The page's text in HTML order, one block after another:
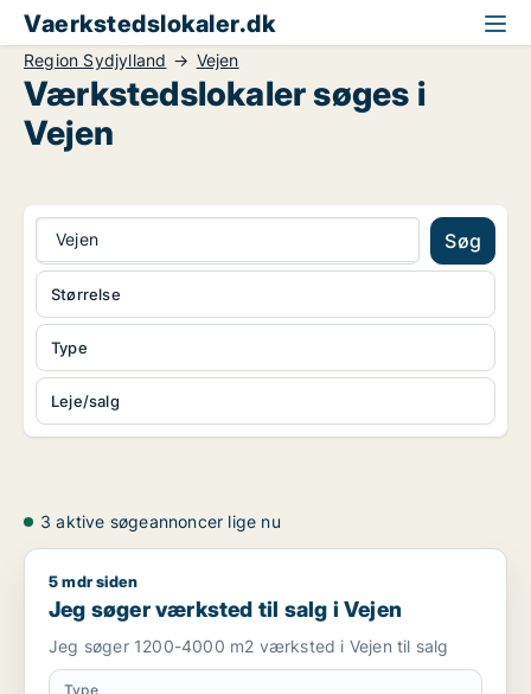
Vaerkstedslokaler.dk
Region Sydjylland Vejen
Værkstedslokaler søges i
Vejen
Vejen Søg
Type
Leje/salg
Størrelse
3 aktive søgeannoncer lige nu
Jeg søger værksted til salg i Vejen
5 mdr siden
Jeg søger værksted til salg i Vejen
Jeg søger 1200-4000 m2 værksted i Vejen til salg
Type